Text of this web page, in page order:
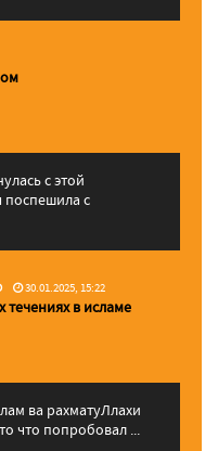
с этой
с
30.01.2025, 15:22
течениях в исламе
что попробовал ...